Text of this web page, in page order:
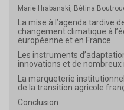
Marie Hrabanski, Bétina
La mise à l’agenda tardive
changement climatique à
européenne et en France
Les instruments
innovations et de nombreux
La marqueterie
de la transition agricole
Conclusion